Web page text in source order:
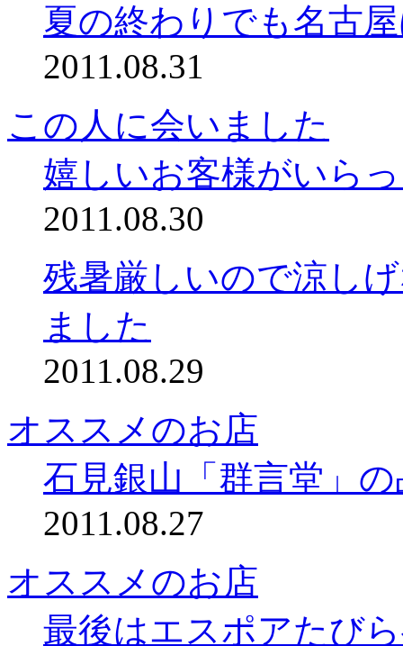
夏の終わりでも名古
2011.08.31
この人に会いました
嬉しいお客様がいら
2011.08.30
残暑厳しいので涼し
ました
2011.08.29
オススメのお店
石見銀山「群言堂」
2011.08.27
オススメのお店
最後はエスポアたび